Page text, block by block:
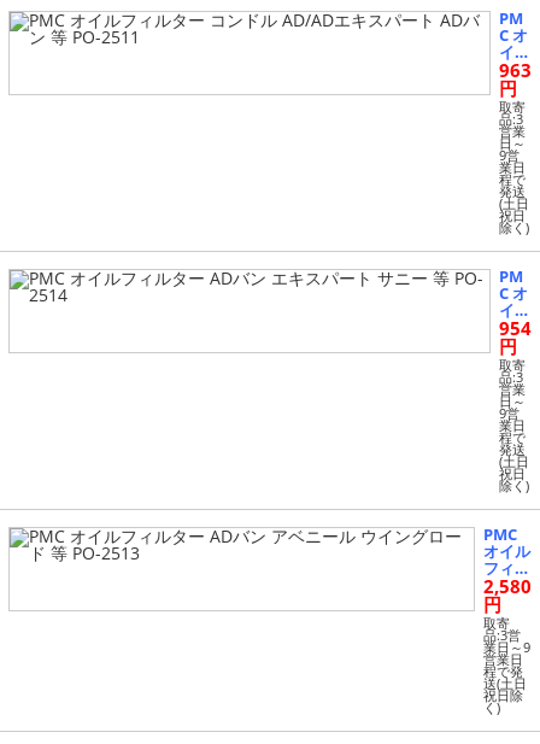
PM
C オ
イル
フィ
ルタ
ー
コン
ドル
AD/
AD
エキ
スパ
ート
AD
バン
等 P
O-2
511
963
円
取寄
品:3
営業
日～
9営
業日
程で
発送
(土日
祝日
除く)
PM
C オ
イル
フィ
ルタ
ー A
Dバ
ン
エキ
スパ
ート
サニ
ー
等 P
O-2
514
954
円
取寄
品:3
営業
日～
9営
業日
程で
発送
(土日
祝日
除く)
PMC
オイル
フィル
ター A
Dバン
アベニ
ール
ウイン
グロー
ド 等 P
O-251
3
2,580
円
取寄
品:3営
業日～9
営業日
程で発
送(土日
祝日除
く)